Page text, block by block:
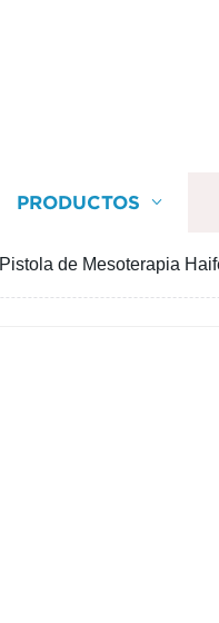
PRODUCTOS
Pistola de Mesoterapia